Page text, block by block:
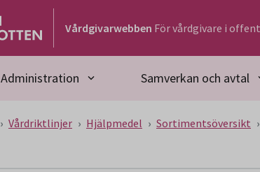
Vårdgivarwebben För vårdgivare i
Administration Samverkan och avtal
Vårdriktlinjer Hjälpmedel Sortimentsöversikt